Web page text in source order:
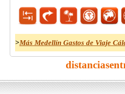
>Más Medellín Gastos de Viaje